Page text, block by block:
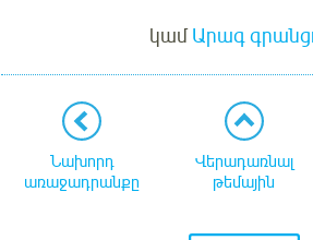
կամԱրագ
Նախորդ
առաջադրանքը
Վերադառնալ
թեմային